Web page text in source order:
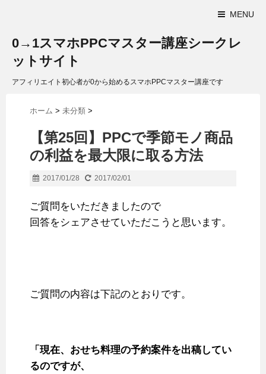
MENU
0→1スマホPPCマスター講座シークレ
ットサイト
アフィリエイト初心者が0から始めるスマホPPCマスター講座です
ホーム > 未分類 >
【第25回】PPCで季節モノ商品
の利益を最大限に取る方法
2017/01/28 2017/02/01
ご質問をいただきましたので
回答をシェアさせていただこうと思います。
ご質問の内容は下記のとおりです。
「現在、おせち料理の予約案件を出稿してい
るのですが、